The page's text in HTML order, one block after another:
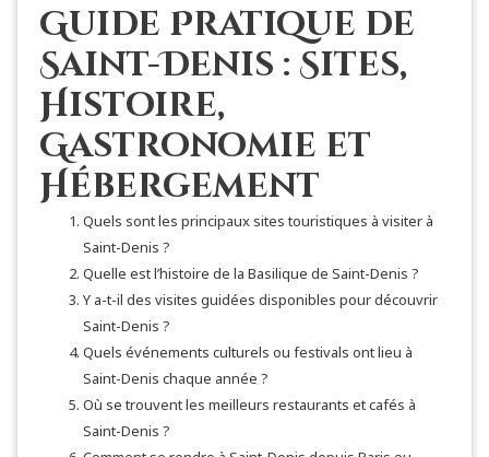
Guide Pratique de
Saint-Denis : Sites,
Histoire,
Gastronomie et
Hébergement
Quels sont les principaux sites touristiques à visiter à
Saint-Denis ?
Quelle est l’histoire de la Basilique de Saint-Denis ?
Y a-t-il des visites guidées disponibles pour découvrir
Saint-Denis ?
Quels événements culturels ou festivals ont lieu à
Saint-Denis chaque année ?
Où se trouvent les meilleurs restaurants et cafés à
Saint-Denis ?